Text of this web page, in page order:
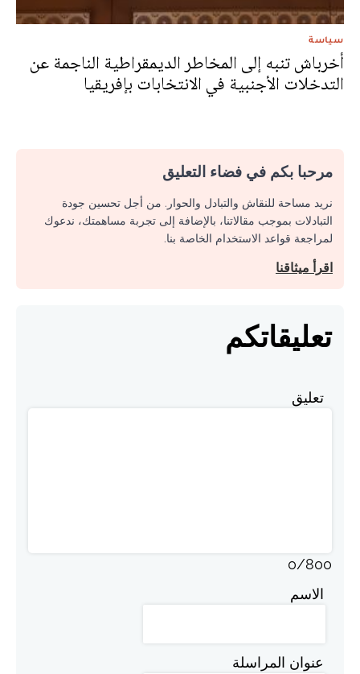
سياسة
أخرباش تنبه إلى المخاطر الديمقراطية الناجمة عن
التدخلات الأجنبية في الانتخابات بإفريقيا
مرحبا بكم في فضاء التعليق
نريد مساحة للنقاش والتبادل والحوار. من أجل تحسين جودة
التبادلات بموجب مقالاتنا، بالإضافة إلى تجربة مساهمتك، ندعوك
لمراجعة قواعد الاستخدام الخاصة بنا.
اقرأ ميثاقنا
تعليقاتكم
تعليق
0/800
الاسم
عنوان المراسلة